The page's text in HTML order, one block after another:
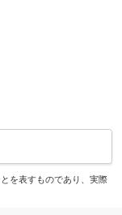
を表すものであり、実際